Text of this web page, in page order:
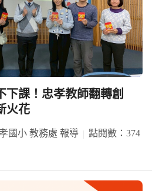
下課！忠孝教師翻轉創
火花
國小 教務處 報導
點閱數：374